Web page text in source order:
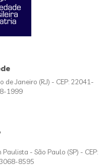
de Janeiro (RJ) - CEP: 22041-
1999
- São Paulo (SP) - CEP:
8595